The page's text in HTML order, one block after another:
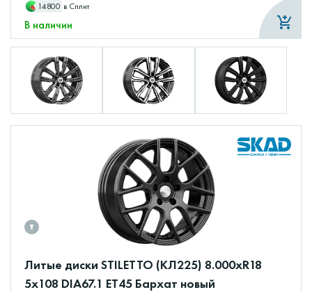
14800 в Сплит
В наличии
Литые диски STILETTO (КЛ225) 8.000xR18
5x108 DIA67.1 ET45 Бархат новый